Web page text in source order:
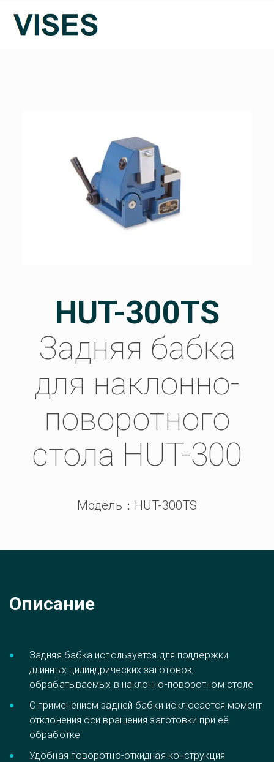
HUT-300TS
Задняя бабка
для наклонно-
поворотного
стола HUT-300
Модель：HUT-300TS
Описание
Задняя бабка используется для поддержки
длинных цилиндрических заготовок,
обрабатываемых в наклонно-поворотном столе
С применением задней бабки исклюсается момент
отклонения оси вращения заготовки при её
обработке
Удобная поворотно-откидная конструкция